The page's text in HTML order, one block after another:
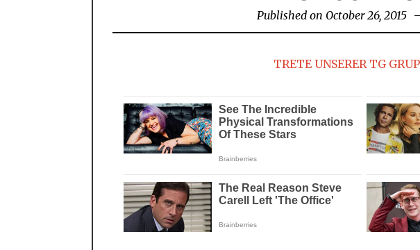
Published on October 26, 2015
21,
TRETE UNSERER TG